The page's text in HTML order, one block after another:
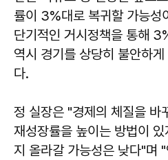
률이 3%대로 복귀할 가능성
단기적인 거시정책을 통해
역시 경기를 상당히 불안하
다.
정 실장은 "경제의 체질을 바
재성장률을 높이는 방법이
지 올라갈 가능성은 낮다"며